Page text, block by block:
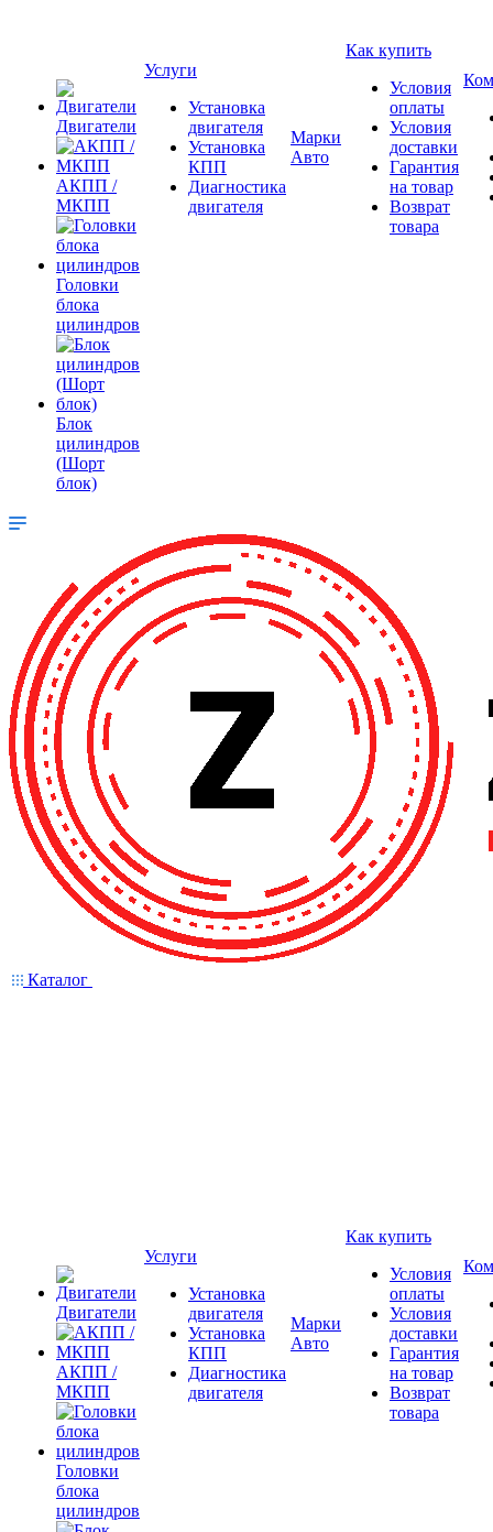
Двигатели
АКПП /
МКПП
Головки
блока
цилиндров
Блок
цилиндров
(Шорт
блок)
Услуги
Установка
двигателя
Установка
КПП
Диагностика
двигателя
Марки
Авто
Как купить
Условия
оплаты
Условия
доставки
Гарантия
на товар
Возврат
товара
Каталог
Двигатели
АКПП /
МКПП
Головки
блока
цилиндров
Услуги
Установка
двигателя
Установка
КПП
Диагностика
двигателя
Марки
Авто
Как купить
Условия
оплаты
Условия
доставки
Гарантия
на товар
Возврат
товара